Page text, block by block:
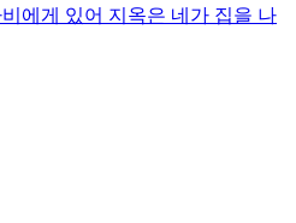
에게 있어 지옥은 네가 집을 나